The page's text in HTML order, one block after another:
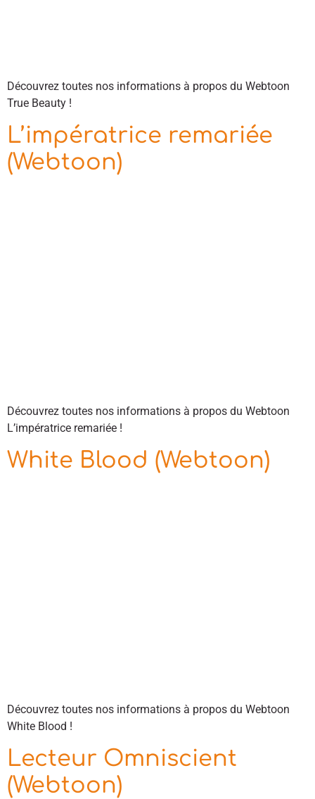
Découvrez toutes nos informations à propos du Webtoon
True Beauty !
L’impératrice remariée
(Webtoon)
Découvrez toutes nos informations à propos du Webtoon
L’impératrice remariée !
White Blood (Webtoon)
Découvrez toutes nos informations à propos du Webtoon
White Blood !
Lecteur Omniscient
(Webtoon)